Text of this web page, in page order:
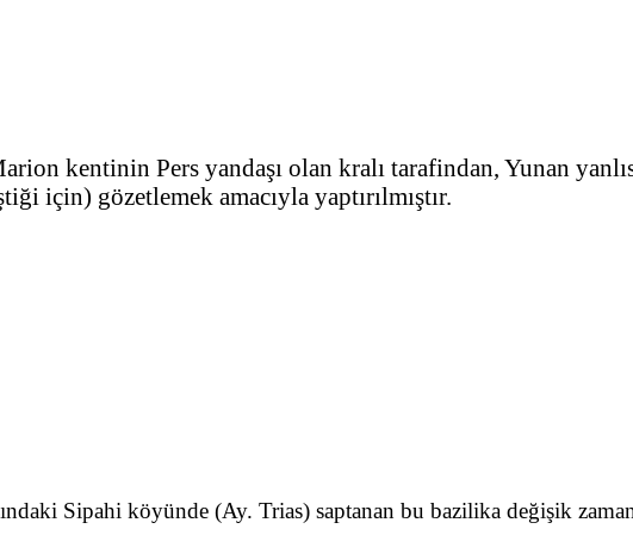
kentinin Pers yandaşı olan kralı tarafindan, Yunan
için) gözetlemek amacıyla yaptırılmıştır.
Sipahi köyünde (Ay. Trias) saptanan bu bazilika değişik